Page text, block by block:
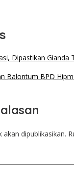
Dipastikan Gianda
Balontum BPD
dipublikasikan.